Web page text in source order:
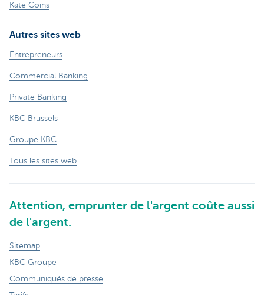
Kate Coins
Autres sites web
Entrepreneurs
Commercial Banking
Private Banking
KBC Brussels
Groupe KBC
Tous les sites web
Attention, emprunter de l'argent coûte aussi
de l'argent.
Sitemap
KBC Groupe
Communiqués de presse